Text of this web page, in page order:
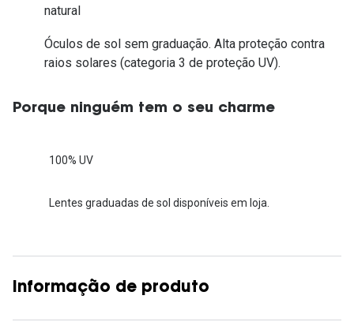
natural
Óculos de sol sem graduação. Alta proteção contra
raios solares (categoria 3 de proteção UV).
Porque ninguém tem o seu charme
100% UV
Lentes graduadas de sol disponíveis em loja.
Informação de produto